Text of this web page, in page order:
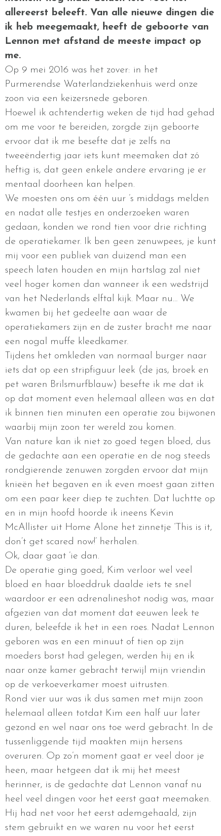
allereerst beleeft. Van alle nieuwe dingen die
ik heb meegemaakt, heeft de geboorte van
Lennon met afstand de meeste impact op
me.
Op 9 mei 2016 was het zover: in het
Purmerendse Waterlandziekenhuis werd onze
zoon via een keizersnede geboren.
Hoewel ik achtendertig weken de tijd had gehad
om me voor te bereiden, zorgde zijn geboorte
ervoor dat ik me besefte dat je zelfs na
tweeëndertig jaar iets kunt meemaken dat zó
heftig is, dat geen enkele andere ervaring je er
mentaal doorheen kan helpen.
We moesten ons om één uur ’s middags melden
en nadat alle testjes en onderzoeken waren
gedaan, konden we rond tien voor drie richting
de operatiekamer. Ik ben geen zenuwpees, je kunt
mij voor een publiek van duizend man een
speech laten houden en mijn hartslag zal niet
veel hoger komen dan wanneer ik een wedstrijd
van het Nederlands elftal kijk. Maar nu… We
kwamen bij het gedeelte aan waar de
operatiekamers zijn en de zuster bracht me naar
een nogal muffe kleedkamer.
Tijdens het omkleden van normaal burger naar
iets dat op een stripfiguur leek (de jas, broek en
pet waren Brilsmurfblauw) besefte ik me dat ik
op dat moment even helemaal alleen was en dat
ik binnen tien minuten een operatie zou bijwonen
waarbij mijn zoon ter wereld zou komen.
Van nature kan ik niet zo goed tegen bloed, dus
de gedachte aan een operatie en de nog steeds
rondgierende zenuwen zorgden ervoor dat mijn
knieën het begaven en ik even moest gaan zitten
om een paar keer diep te zuchten. Dat luchtte op
en in mijn hoofd hoorde ik ineens Kevin
McAllister uit Home Alone het zinnetje ‘This is it,
don’t get scared now!’ herhalen.
Ok, daar gaat ‘ie dan.
De operatie ging goed, Kim verloor wel veel
bloed en haar bloeddruk daalde iets te snel
waardoor er een adrenalineshot nodig was, maar
afgezien van dat moment dat eeuwen leek te
duren, beleefde ik het in een roes. Nadat Lennon
geboren was en een minuut of tien op zijn
moeders borst had gelegen, werden hij en ik
naar onze kamer gebracht terwijl mijn vriendin
op de verkoeverkamer moest uitrusten.
Rond vier uur was ik dus samen met mijn zoon
helemaal alleen totdat Kim een half uur later
gezond en wel naar ons toe werd gebracht. In de
tussenliggende tijd maakten mijn hersens
overuren. Op zo’n moment gaat er veel door je
heen, maar hetgeen dat ik mij het meest
herinner, is de gedachte dat Lennon vanaf nu
heel veel dingen voor het eerst gaat meemaken.
Hij had net voor het eerst ademgehaald, zijn
stem gebruikt en we waren nu voor het eerst